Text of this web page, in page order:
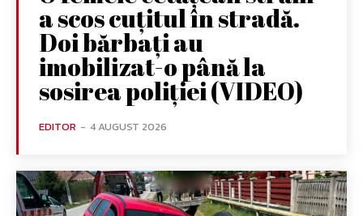
a scos cuțitul în stradă.
Doi bărbați au
imobilizat-o până la
sosirea poliției (VIDEO)
EDITOR - 4 AUGUST 2026